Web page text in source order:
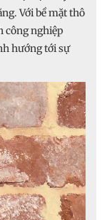
Với bề mặt thô
công nghiệp
hướng tới sự